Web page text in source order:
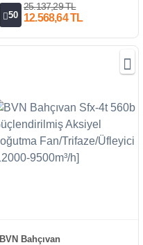
50
25.137,29 TL
12.568,64 TL
BVN Bahçıvan